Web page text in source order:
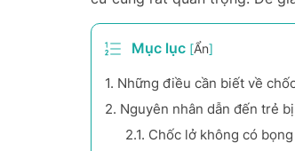
Mục lục [Ẩn]
1. Những điều cần biết về
2. Nguyên nhân dẫn đến trẻ
2.1. Chốc lở không có